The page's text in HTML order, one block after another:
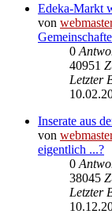
Edeka-Markt
von
0
40951
Letzter
Inserate aus
von
eigentlich ...?
0
38045
Letzter